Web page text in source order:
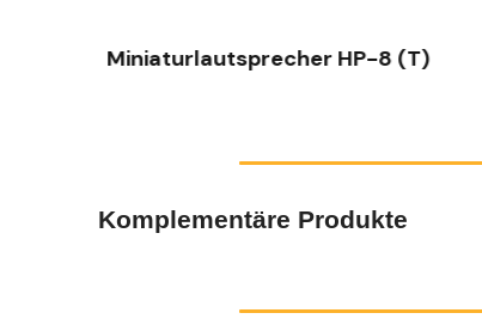
Miniaturlautsprecher HP-8 (T)
Komplementäre Produkte